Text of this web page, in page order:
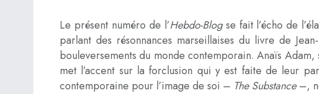
Le présent numéro de l’Hebdo-Blogse fait l’écho de
parlant des résonnances marseillaises du livre de
bouleversements du monde contemporain. Anaïs Adam,
met l’accent sur la forclusion qui y est faite de leur
contemporaine pour l’image de soi – The Substance–,